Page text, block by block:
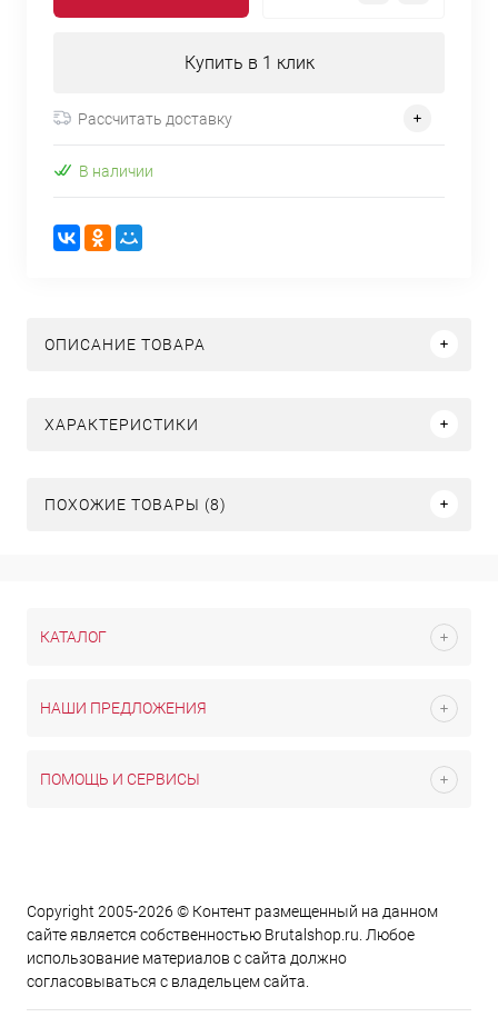
Купить в 1 клик
Рассчитать доставку
В наличии
ОПИСАНИЕ ТОВАРА
ХАРАКТЕРИСТИКИ
ПОХОЖИЕ ТОВАРЫ (8)
КАТАЛОГ
НАШИ ПРЕДЛОЖЕНИЯ
ПОМОЩЬ И СЕРВИСЫ
Copyright 2005-2026 © Контент размещенный на данном
сайте является cобственностью Brutalshop.ru. Любое
использование материалов с сайта должно
согласовываться с владельцем сайта.